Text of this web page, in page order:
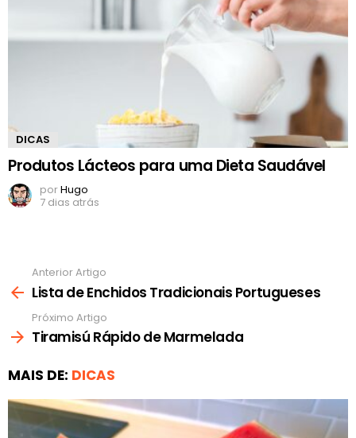
DICAS
Produtos Lácteos para uma Dieta Saudável
porHugo
7 dias atrás
mais
Anterior Artigo
Lista de Enchidos Tradicionais Portugueses
Próximo Artigo
Tiramisú Rápido de Marmelada
MAIS DE: DICAS